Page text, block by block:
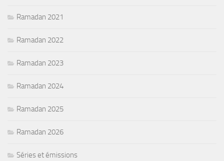
Ramadan 2021
Ramadan 2022
Ramadan 2023
Ramadan 2024
Ramadan 2025
Ramadan 2026
Séries et émissions